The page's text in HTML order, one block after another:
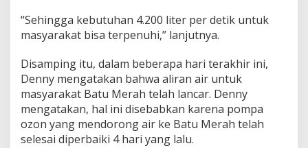
“Sehingga kebutuhan 4.200 liter per detik untuk
masyarakat bisa terpenuhi,” lanjutnya.
Disamping itu, dalam beberapa hari terakhir ini,
Denny mengatakan bahwa aliran air untuk
masyarakat Batu Merah telah lancar. Denny
mengatakan, hal ini disebabkan karena pompa
ozon yang mendorong air ke Batu Merah telah
selesai diperbaiki 4 hari yang lalu.